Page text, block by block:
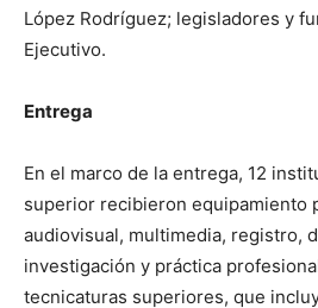
López Rodríguez; legisladores y
Ejecutivo.
Entrega
En el marco de la entrega, 12
superior recibieron equipamiento
audiovisual, multimedia, registro,
investigación y práctica
tecnicaturas superiores, que